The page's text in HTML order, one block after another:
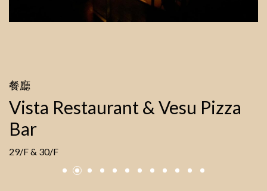
餐廳
Vista Restaurant & Vesu Pizza
Bar
29/F & 30/F